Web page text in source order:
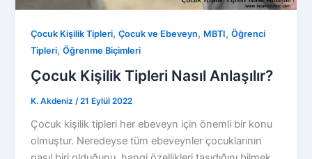
Çocuk Kişilik Tipleri,Çocuk ve Ebeveyn, MBTI,Öğrenci
Tipleri,Öğrenme Biçimleri
Çocuk Kişilik Tipleri Nasıl Anlaşılır?
K. Akdeniz/21 Eylül 2022
Çocuk kişilik tipleri her ebeveyn için önemli bir konu
olmuştur. Neredeyse tüm ebeveynler çocuklarının